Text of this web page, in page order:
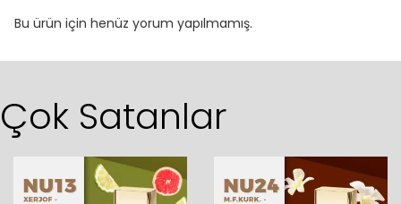
Bu ürün için henüz yorum yapılmamış.
Çok Satanlar